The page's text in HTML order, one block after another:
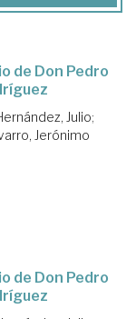
de Don Pedro
Julio;
Jerónimo
de Don Pedro